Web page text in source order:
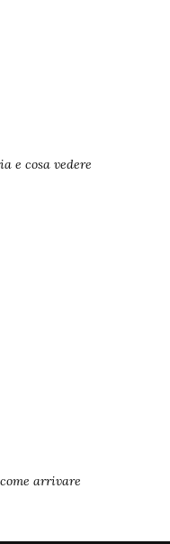
e cosa vedere
arrivare